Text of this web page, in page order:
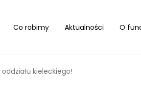
Co robimy Aktualności O
kieleckiego!